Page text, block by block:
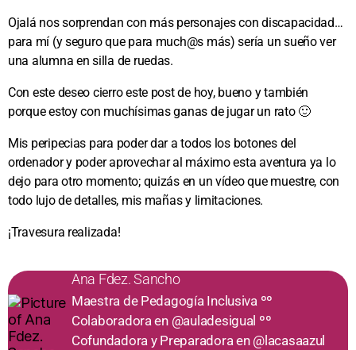
Ojalá nos sorprendan con más personajes con discapacidad…
para mí (y seguro que para much@s más) sería un sueño ver
una alumna en silla de ruedas.
Con este deseo cierro este post de hoy, bueno y también
porque estoy con muchísimas ganas de jugar un rato 🙂
Mis peripecias para poder dar a todos los botones del
ordenador y poder aprovechar al máximo esta aventura ya lo
dejo para otro momento; quizás en un vídeo que muestre, con
todo lujo de detalles, mis mañas y limitaciones.
¡Travesura realizada!
Ana Fdez. Sancho
Maestra de Pedagogía Inclusiva ºº
Colaboradora en @auladesigual ºº
Cofundadora y Preparadora en @lacasaazul